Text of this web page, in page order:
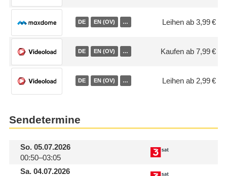
DE EN (OV) … Leihen ab 3,99 €
DE EN (OV) … Kaufen ab 7,99 €
DE EN (OV) … Leihen ab 2,99 €
Sendetermine
So.05.07.2026
00:50–03:05
Sa.04.07.2026